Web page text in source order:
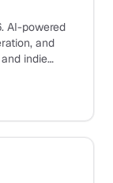
AI-powered
and
indie